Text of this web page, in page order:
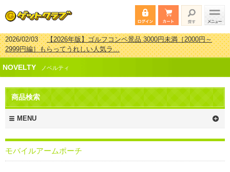
2026/02/03【2026年版】ゴルフコンペ景品 3000円未満［2000円～
2999円編］もらってうれしい人気ラ…
2026/07/15【2026年版】ビンゴゲーム景品おすすめ金額別人気ランキ
ング 更新しました！
2026/04/03【2026年版】ゴルフコンペ景品 3000円未満［2000円～
2999円編］もらってうれしい人気ラ…
2026/02/16
新しました！
NOVELTY ノベルティ
商品検索
MENU
モバイルアームポーチ